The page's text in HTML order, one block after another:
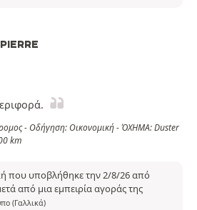
- Οδήγηση: Οικονομική - ΌΧΗΜΑ: Duster
km
που υποβλήθηκε την 2/8/26 από
από μια εμπειρία αγοράς της
(Γαλλικά)